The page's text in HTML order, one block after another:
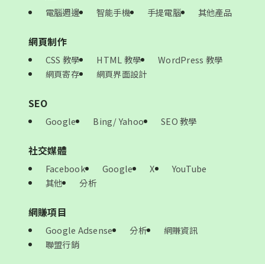
電腦週邊 智能手機 手提電腦 其他產品
網頁制作
CSS 教學 HTML 教學
WordPress 教學
網頁寄存
網頁界面設計
SEO
Google Bing/ Yahoo SEO 教學
社交媒體
Facebook Google X
YouTube
其他
分析
網賺項目
Google Adsense 分析
網賺資訊
聯盟行銷